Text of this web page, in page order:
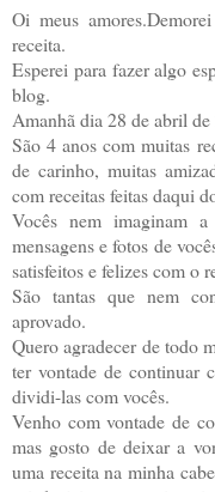
Oi meus
receita.
Esperei para fazer algo
blog.
Amanhã dia 28 de abril
São 4 anos com muitas
de carinho, muitas
com receitas feitas daqui
Vocês nem imaginam
mensagens e fotos de
satisfeitos e felizes com o
São tantas que nem
aprovado.
Quero agradecer de todo
ter vontade de continuar
dividi-las com vocês.
Venho com vontade de
mas gosto de deixar a
uma receita na minha